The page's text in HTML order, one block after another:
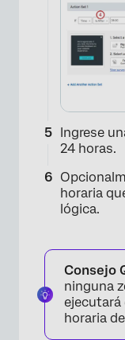
Ingrese
24 horas.
horaria
lógica.
Consejo
ninguna
ejecutará
horaria